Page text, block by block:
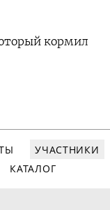
кормил
УЧАСТНИКИ
КАТАЛОГ